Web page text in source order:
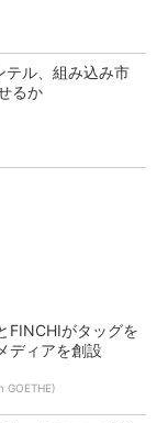
テル、組み込み市
るか
FINCHIがタッグを
ディアを創設
GOETHE)